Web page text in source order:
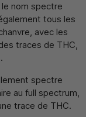
nom spectre
tous les
avec les
traces de THC,
spectre
au full spectrum,
trace de THC.